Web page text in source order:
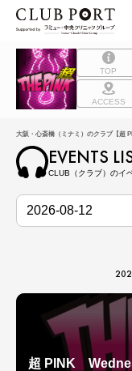
TOP
ACCESS
大阪・心斎橋（ミナミ）のクラブ【超
EVENTS
CLUB（クラブ）のイ
超 PINK